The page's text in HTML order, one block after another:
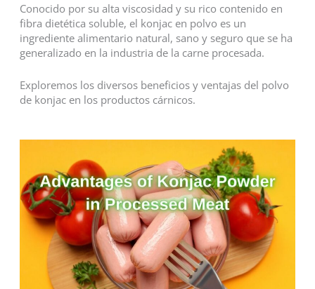
Conocido por su alta viscosidad y su rico contenido en
fibra dietética soluble, el konjac en polvo es un
ingrediente alimentario natural, sano y seguro que se ha
generalizado en la industria de la carne procesada.
Exploremos los diversos beneficios y ventajas del polvo
de konjac en los productos cárnicos.